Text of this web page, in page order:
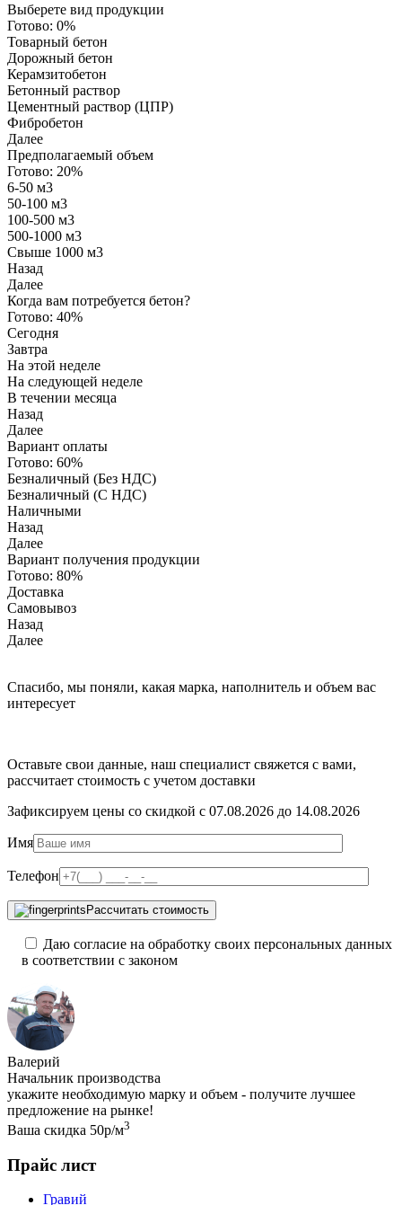
Выберете вид продукции
Готово: 0%
Товарный бетон
Дорожный бетон
Керамзитобетон
Бетонный раствор
Цементный раствор (ЦПР)
Фибробетон
Далее
Предполагаемый объем
Готово: 20%
6-50 м3
50-100 м3
100-500 м3
500-1000 м3
Свыше 1000 м3
Назад
Далее
Когда вам потребуется бетон?
Готово: 40%
Сегодня
Завтра
На этой неделе
На следующей неделе
В течении месяца
Назад
Далее
Вариант оплаты
Готово: 60%
Безналичный (Без НДС)
Безналичный (С НДС)
Наличными
Назад
Далее
Вариант получения продукции
Готово: 80%
Доставка
Самовывоз
Назад
Далее
Спасибо, мы поняли, какая марка, наполнитель и объем вас
интересует
Оставьте свои данные, наш специалист свяжется с вами,
рассчитает стоимость с учетом доставки
Зафиксируем цены со скидкой с 07.08.2026 до 14.08.2026
Имя
Телефон
Рассчитать стоимость
Даю согласие на обработку своих персональных данных
в соответствии с законом
Валерий
Начальник производства
укажите необходимую марку и объем - получите лучшее
предложение на рынке!
Ваша скидка 50р/м3
Прайс лист
Гравий